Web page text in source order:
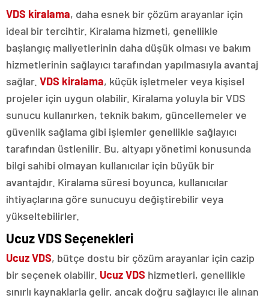
VDS kiralama, daha esnek bir çözüm arayanlar için
ideal bir tercihtir. Kiralama hizmeti, genellikle
başlangıç maliyetlerinin daha düşük olması ve bakım
hizmetlerinin sağlayıcı tarafından yapılmasıyla avantaj
sağlar. VDS kiralama, küçük işletmeler veya kişisel
projeler için uygun olabilir. Kiralama yoluyla bir VDS
sunucu kullanırken, teknik bakım, güncellemeler ve
güvenlik sağlama gibi işlemler genellikle sağlayıcı
tarafından üstlenilir. Bu, altyapı yönetimi konusunda
bilgi sahibi olmayan kullanıcılar için büyük bir
avantajdır. Kiralama süresi boyunca, kullanıcılar
ihtiyaçlarına göre sunucuyu değiştirebilir veya
yükseltebilirler.
Ucuz VDS Seçenekleri
Ucuz VDS, bütçe dostu bir çözüm arayanlar için cazip
bir seçenek olabilir. Ucuz VDS hizmetleri, genellikle
sınırlı kaynaklarla gelir, ancak doğru sağlayıcı ile alınan